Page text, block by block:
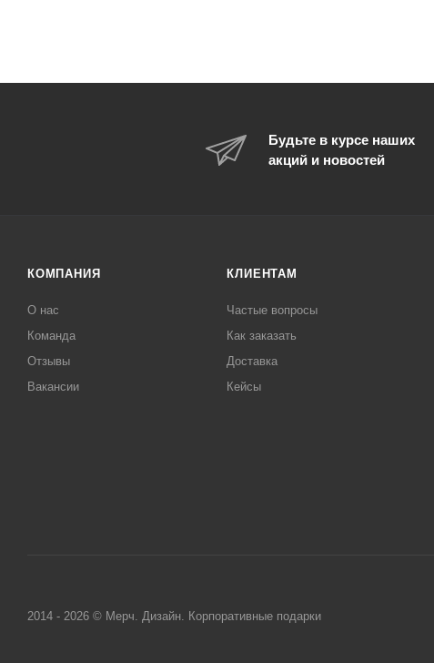
Будьте в курсе наших
акций и новостей
КОМПАНИЯ
О нас
Команда
Отзывы
Вакансии
КЛИЕНТАМ
Частые вопросы
Как заказать
Доставка
Кейсы
2014 - 2026 © Мерч. Дизайн. Корпоративные подарки